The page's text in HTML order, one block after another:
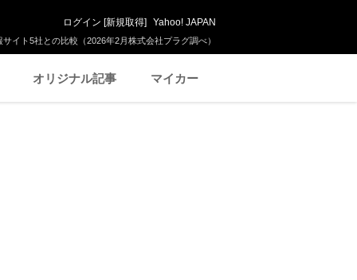
イト5社との比較（2026年2月株式会社プラグ調べ）
ログイン [新規取得] Yahoo! JAPAN
オリジナル記事 マイカー